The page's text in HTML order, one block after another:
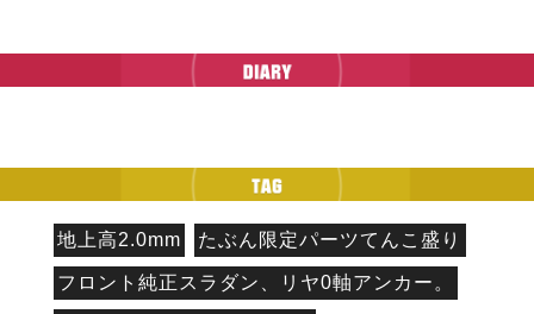
地上高2.0mm たぶん限定パーツてんこ盛り
フロント純正スラダン、リヤ0軸アンカー。